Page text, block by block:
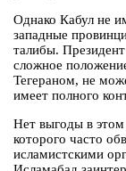
Однако Кабул не
западные
талибы.
сложное
Тегераном, не
имеет полного
Нет выгоды в
которого часто
исламистскими